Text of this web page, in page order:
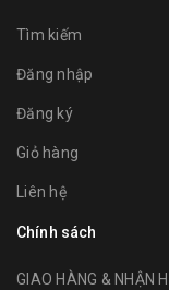
Tìm kiếm
Đăng nhập
Đăng ký
Giỏ hàng
Liên hệ
Chính sách
GIAO HÀNG & NHẬN